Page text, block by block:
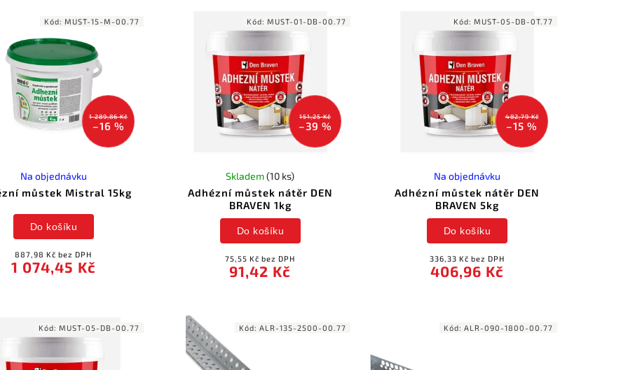
1 289,86 Kč
–16 %
můstek Mistral 15kg
Na objednávku
887,98 Kč bez DPH
1 074,45 Kč
Do košíku
Kód:MUST-15-M-00.77
151,25 Kč
–39 %
Adhézní můstek nátěr DEN
BRAVEN 1kg
Skladem(10 ks)
75,55 Kč bez DPH
91,42 Kč
Do košíku
Kód:MUST-01-DB-00.77
482,79 Kč
–15 %
Adhézní můstek nátěr DEN
BRAVEN 5kg
Na objednávku
336,33 Kč bez DPH
406,96 Kč
Do košíku
Kód:MUST-05-DB-0T.77
Kód:MUST-05-DB-00.77 Kód:ALR-135-2500-00.77 Kód:ALR-090-1800-00.77